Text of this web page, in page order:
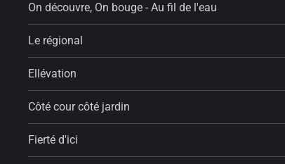
On découvre, On bouge - Au fil de l'eau
Le régional
Ellévation
Côté cour côté jardin
Fierté d'ici